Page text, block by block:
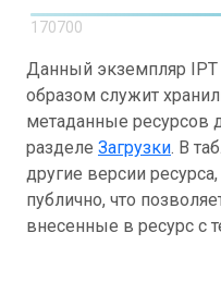
170700
Данный экземпляр IPT
образом служит
метаданные ресурсов
разделе Загрузки. В
другие версии
публично, что
внесенные в ресурс с